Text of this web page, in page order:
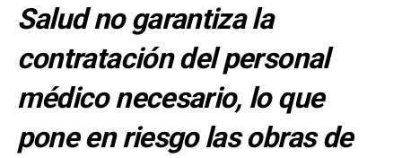
Salud no garantiza la
contratación del personal
médico necesario, lo que
pone en riesgo las obras de